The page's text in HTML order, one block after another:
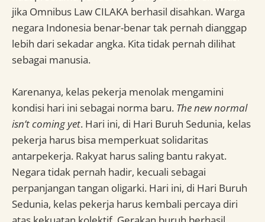
jika Omnibus Law CILAKA berhasil disahkan. Warga
negara Indonesia benar-benar tak pernah dianggap
lebih dari sekadar angka. Kita tidak pernah dilihat
sebagai manusia.
Karenanya, kelas pekerja menolak mengamini
kondisi hari ini sebagai norma baru. The new normal
isn’t coming yet. Hari ini, di Hari Buruh Sedunia, kelas
pekerja harus bisa memperkuat solidaritas
antarpekerja. Rakyat harus saling bantu rakyat.
Negara tidak pernah hadir, kecuali sebagai
perpanjangan tangan oligarki. Hari ini, di Hari Buruh
Sedunia, kelas pekerja harus kembali percaya diri